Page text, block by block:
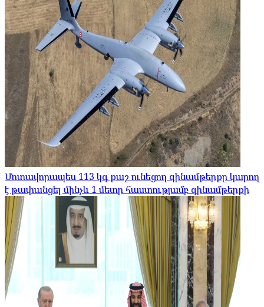
Մոտավորապես 113 կգ քաշ ունեցող զինամթերքը կարող
է թափանցել մինչև 1 մետր հաստությամբ զինամթերքի